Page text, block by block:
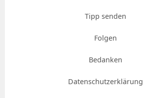
Tipp senden
Folgen
Bedanken
Datenschutzerklärung